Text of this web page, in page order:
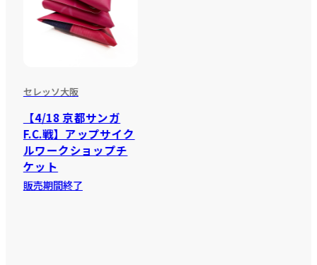
セレッソ大阪
【4/18 京都サンガ
F.C.戦】アップサイク
ルワークショップチ
ケット
販売期間終了